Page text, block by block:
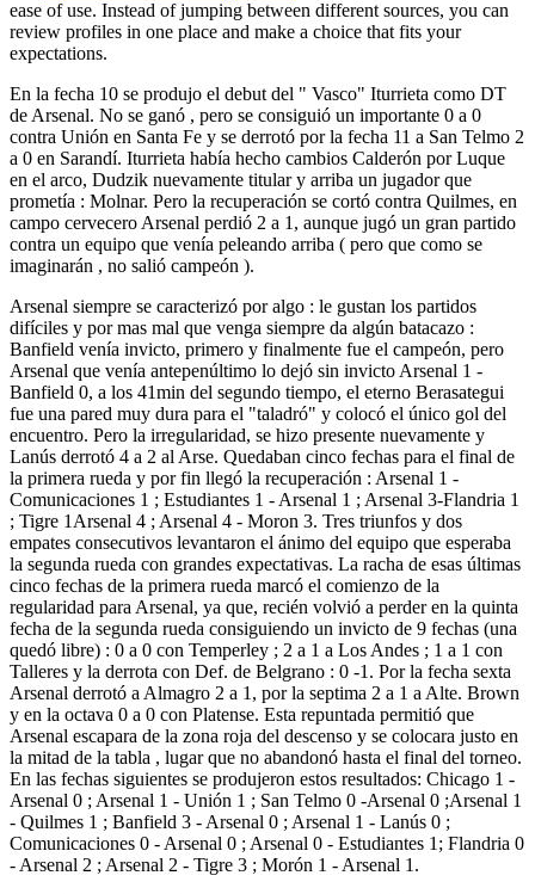
ease of use. Instead of jumping between different sources, you can
review profiles in one place and make a choice that fits your
expectations.
En la fecha 10 se produjo el debut del " Vasco" Iturrieta como DT
de Arsenal. No se ganó , pero se consiguió un importante 0 a 0
contra Unión en Santa Fe y se derrotó por la fecha 11 a San Telmo 2
a 0 en Sarandí. Iturrieta había hecho cambios Calderón por Luque
en el arco, Dudzik nuevamente titular y arriba un jugador que
prometía : Molnar. Pero la recuperación se cortó contra Quilmes, en
campo cervecero Arsenal perdió 2 a 1, aunque jugó un gran partido
contra un equipo que venía peleando arriba ( pero que como se
imaginarán , no salió campeón ).
Arsenal siempre se caracterizó por algo : le gustan los partidos
difíciles y por mas mal que venga siempre da algún batacazo :
Banfield venía invicto, primero y finalmente fue el campeón, pero
Arsenal que venía antepenúltimo lo dejó sin invicto Arsenal 1 -
Banfield 0, a los 41min del segundo tiempo, el eterno Berasategui
fue una pared muy dura para el "taladró" y colocó el único gol del
encuentro. Pero la irregularidad, se hizo presente nuevamente y
Lanús derrotó 4 a 2 al Arse. Quedaban cinco fechas para el final de
la primera rueda y por fin llegó la recuperación : Arsenal 1 -
Comunicaciones 1 ; Estudiantes 1 - Arsenal 1 ; Arsenal 3-Flandria 1
; Tigre 1­Arsenal 4 ; Arsenal 4 - Moron 3. Tres triunfos y dos
empates consecutivos levantaron el ánimo del equipo que esperaba
la segunda rueda con grandes expectativas. La racha de esas últimas
cinco fechas de la primera rueda marcó el comienzo de la
regularidad para Arsenal, ya que, recién volvió a perder en la quinta
fecha de la segunda rueda consiguiendo un invicto de 9 fechas (una
quedó libre) : 0 a 0 con Temperley ; 2 a 1 a Los Andes ; 1 a 1 con
Talleres y la derrota con Def. de Belgrano : 0 -1. Por la fecha sexta
Arsenal derrotó a Almagro 2 a 1, por la septima 2 a 1 a Alte. Brown
y en la octava 0 a 0 con Platense. Esta repuntada permitió que
Arsenal escapara de la zona roja del descenso y se colocara justo en
la mitad de la tabla , lugar que no abandonó hasta el final del torneo.
En las fechas siguientes se produjeron estos resultados: Chicago 1 -
Arsenal 0 ; Arsenal 1 - Unión 1 ; San Telmo 0 -Arsenal 0 ;Arsenal 1
- Quilmes 1 ; Banfield 3 - Arsenal 0 ; Arsenal 1 - Lanús 0 ;
Comunicaciones 0 - Arsenal 0 ; Arsenal 0 - Estudiantes 1; Flandria 0
- Arsenal 2 ; Arsenal 2 - Tigre 3 ; Morón 1 - Arsenal 1.